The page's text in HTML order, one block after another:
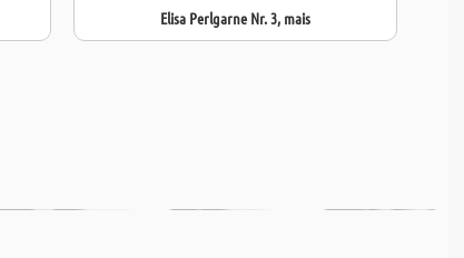
Elisa Perlgarne Nr. 3, mais